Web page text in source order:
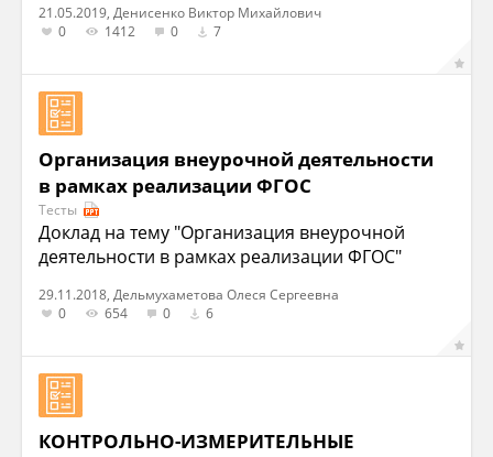
21.05.2019, Денисенко Виктор Михайлович
0
1412 0 7
Организация внеурочной деятельности
в рамках реализации ФГОС
Тесты
Доклад на тему "Организация внеурочной
деятельности в рамках реализации ФГОС"
29.11.2018, Дельмухаметова Олеся Сергеевна
0
654 0 6
КОНТРОЛЬНО-ИЗМЕРИТЕЛЬНЫЕ